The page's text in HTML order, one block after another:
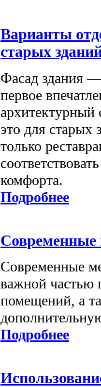
Варианты
старых
Фасад здания
первое
архитектурный
это для старых
только
комфорта.
Подробнее
Современные
Современные
важной частью
помещений, а
Подробнее